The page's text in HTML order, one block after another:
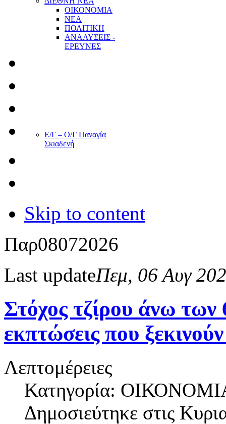
ΟΙΚΟΝΟΜΙΑ
ΝΕΑ
ΠΟΛΙΤΙΚΗ
ΑΝΑΛΥΣΕΙΣ -
ΕΡΕΥΝΕΣ
Ε/Γ – Ο/Γ Παναγία
Σκιαδενή
Skip to content
Παρ08072026
Last updateΠεμ, 06 Αυγ
Στόχος τζίρου άνω των
εκπτώσεις που
Λεπτομέρειες
Κατηγορία:
Δημοσιεύτηκε στις